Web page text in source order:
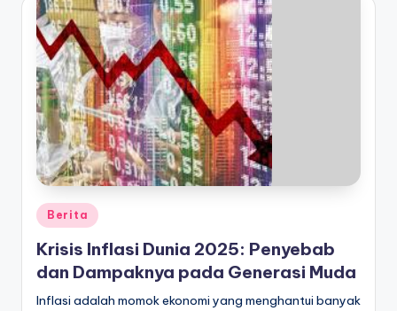
Posted
Berita
Krisis Inflasi Dunia 2025: Penyebab
dan Dampaknya pada Generasi Muda
Inflasi adalah momok ekonomi yang menghantui banyak